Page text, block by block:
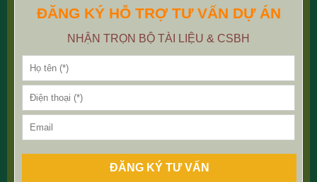
ĐĂNG KÝ HỖ TRỢ TƯ VẤN DỰ ÁN
NHẬN TRỌN BỘ TÀI LIỆU & CSBH
ĐĂNG KÝ TƯ VẤN